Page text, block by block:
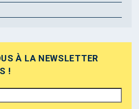
À LA NEWSLETTER
!